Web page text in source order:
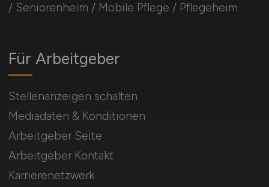
/ Seniorenheim / Mobile Pflege / Pflegeheim
Für Arbeitgeber
Stellenanzeigen schalten
Mediadaten & Konditionen
Arbeitgeber Seite
Arbeitgeber Kontakt
Karrierenetzwerk